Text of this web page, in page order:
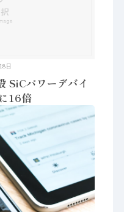
日
SiCパワーデバイ
16倍